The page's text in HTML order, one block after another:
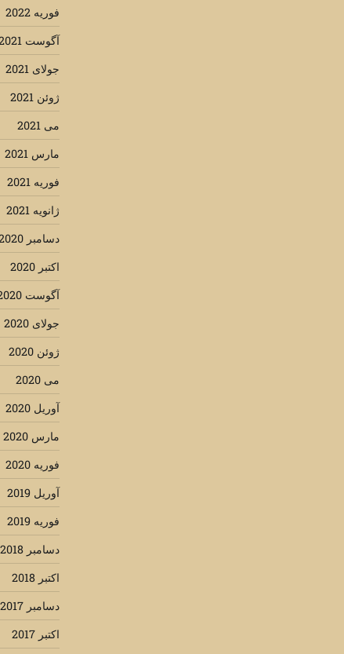
فوریه 2022
آگوست 2021
جولای 2021
ژوئن 2021
می 2021
مارس 2021
فوریه 2021
ژانویه 2021
دسامبر 2020
اکتبر 2020
آگوست 2020
جولای 2020
ژوئن 2020
می 2020
آوریل 2020
مارس 2020
فوریه 2020
آوریل 2019
فوریه 2019
دسامبر 2018
اکتبر 2018
دسامبر 2017
اکتبر 2017